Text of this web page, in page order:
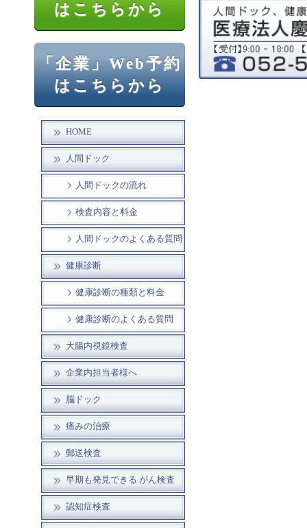
はこちらから
「企業」Web予約
はこちらから
HOME
人間ドック
人間ドックの流れ
検査内容と料金
人間ドックのよくある質問
健康診断
健康診断の種類と料金
健康診断のよくある質問
大腸内視鏡検査
企業内担当者様へ
脳ドック
痛みの治療
郵送検査
早期も発見できる がん検査
認知症検査